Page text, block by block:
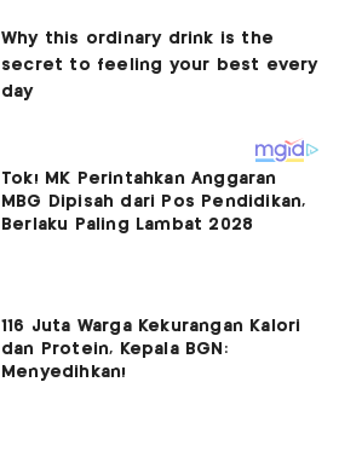
Tok! MK Perintahkan Anggaran
MBG Dipisah dari Pos Pendidikan,
Berlaku Paling Lambat 2028
116 Juta Warga Kekurangan Kalori
dan Protein, Kepala BGN:
Menyedihkan!